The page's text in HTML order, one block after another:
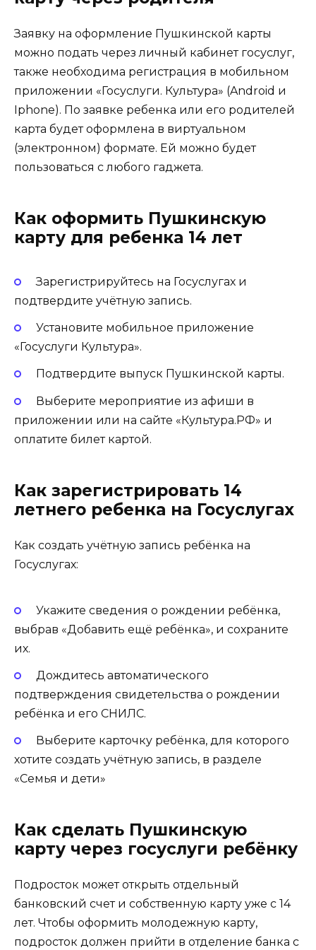
Заявку на оформление Пушкинской карты
можно подать через личный кабинет госуслуг,
также необходима регистрация в мобильном
приложении «Госуслуги. Культура» (Android и
Iphone). По заявке ребенка или его родителей
карта будет оформлена в виртуальном
(электронном) формате. Ей можно будет
пользоваться с любого гаджета.
Как оформить Пушкинскую
карту для ребенка 14 лет
Зарегистрируйтесь на Госуслугах и
подтвердите учётную запись.
Установите мобильное приложение
«Госуслуги Культура».
Подтвердите выпуск Пушкинской карты.
Выберите мероприятие из афиши в
приложении или на сайте «Культура.РФ» и
оплатите билет картой.
Как зарегистрировать 14
летнего ребенка на Госуслугах
Как создать учётную запись ребёнка на
Госуслугах:
Укажите сведения о рождении ребёнка,
выбрав «Добавить ещё ребёнка», и сохраните
их.
Дождитесь автоматического
подтверждения свидетельства о рождении
ребёнка и его СНИЛС.
Выберите карточку ребёнка, для которого
хотите создать учётную запись, в разделе
«Семья и дети»
Как сделать Пушкинскую
карту через госуслуги ребёнку
Подросток может открыть отдельный
банковский счет и собственную карту уже с 14
лет. Чтобы оформить молодежную карту,
подросток должен прийти в отделение банка с